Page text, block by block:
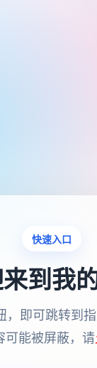
快速入口
到我
，即可跳转到指
可能被屏蔽，请